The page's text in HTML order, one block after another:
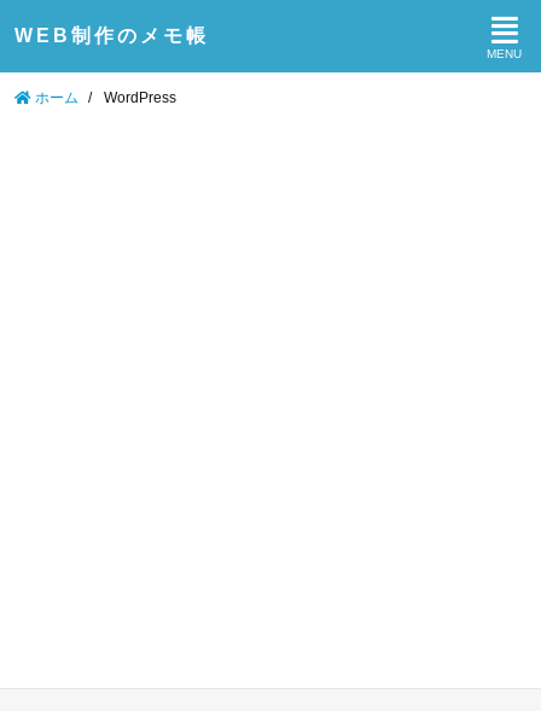
WEB制作のメモ帳
ホーム / WordPress